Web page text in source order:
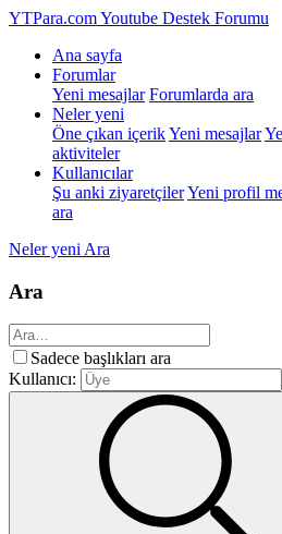
YTPara.comYoutube Destek Forumu
Ana sayfa
Forumlar
Yeni mesajlar Forumlarda ara
Neler yeni
Öne çıkan içerikYeni mesajlar
aktiviteler
Kullanıcılar
Şu anki ziyaretçilerYeni profil
ara
Neler yeni Ara
Ara
Sadece başlıkları ara
Kullanıcı: